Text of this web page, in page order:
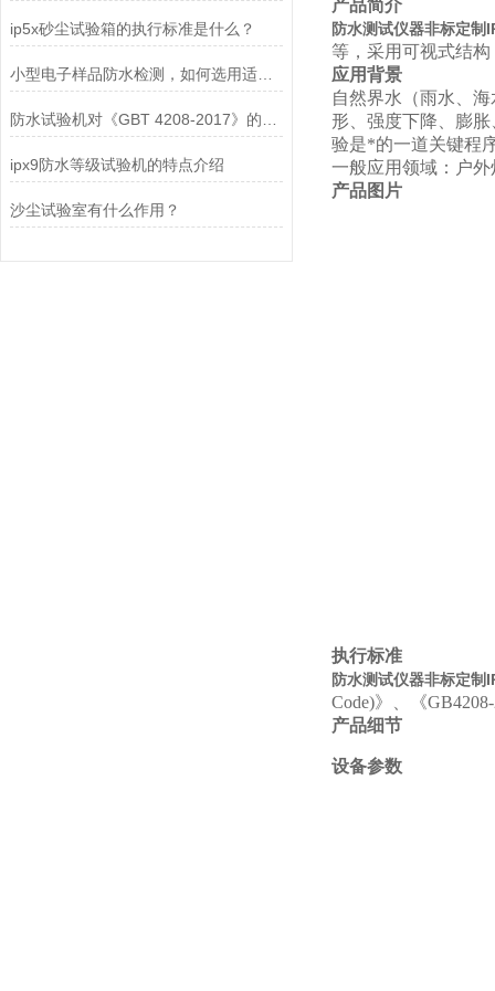
ip5x砂尘试验箱的执行标准是什么？
小型电子样品防水检测，如何选用适配的箱式淋雨试验设备？
ipx9防水等级试验机的特点介绍
沙尘试验室有什么作用？
产品简介
防水测试仪器非标定制
等，采用可视式结
应用背景
自然界水（雨水、
形、强度下降、膨
验是*的一道关键程
一般应用领域：户
产品图片
执行标准
防水测试仪器非标定制
Code)》、《
产品细节
设备参数